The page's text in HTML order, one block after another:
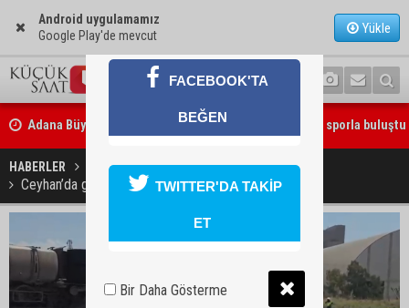
Android uygulamamız
Google Play'de mevcut
Yükle
Beşiktaş dosyasında iki tahliye: Özcan Zenger ve Utku Caner
bırakıldı
HABERLER GÜNDEM
Ceyhan’da gübre yüklü tır devrildi: Sürücü yaralandı
FACEBOOK'TA
BEĞEN
TWITTER'DA TAKİP
ET
Bir Daha Gösterme